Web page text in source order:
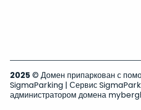
2025 © Домен припаркован с
SigmaParking | Сервис
администратором домена